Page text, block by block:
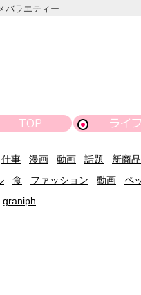
バラエティー
TOP ライフ
仕事 漫画 動画 話題 新商品
食 ファッション 動画 ペ
graniph